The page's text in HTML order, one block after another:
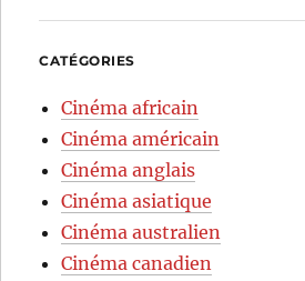
CATÉGORIES
Cinéma africain
Cinéma américain
Cinéma anglais
Cinéma asiatique
Cinéma australien
Cinéma canadien